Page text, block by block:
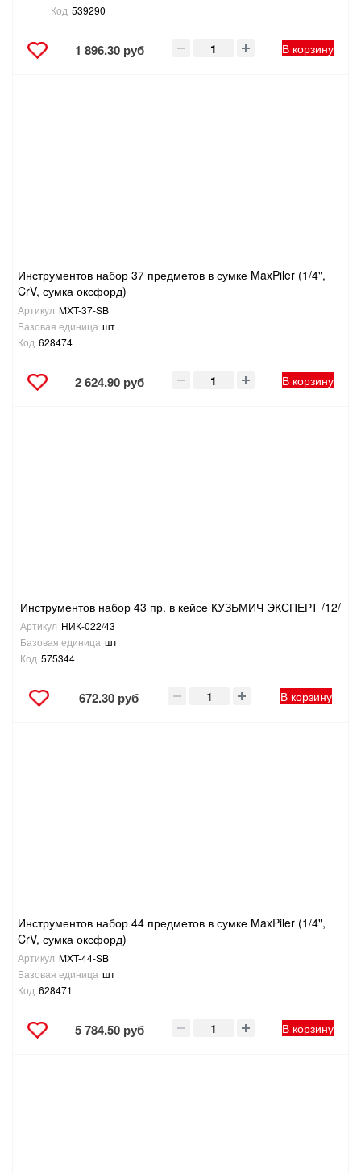
Код 539290
1 896.30 руб В корзину
Инструментов набор 37 предметов в сумке MaxPiler (1/4",
CrV, сумка оксфорд)
Артикул MXT-37-SB
Базовая единица шт
Код 628474
2 624.90 руб В корзину
Инструментов набор 43 пр. в кейсе КУЗЬМИЧ ЭКСПЕРТ /12/
Артикул НИК-022/43
Базовая единица шт
Код 575344
672.30 руб В корзину
Инструментов набор 44 предметов в сумке MaxPiler (1/4",
CrV, сумка оксфорд)
Артикул MXT-44-SB
Базовая единица шт
Код 628471
5 784.50 руб В корзину